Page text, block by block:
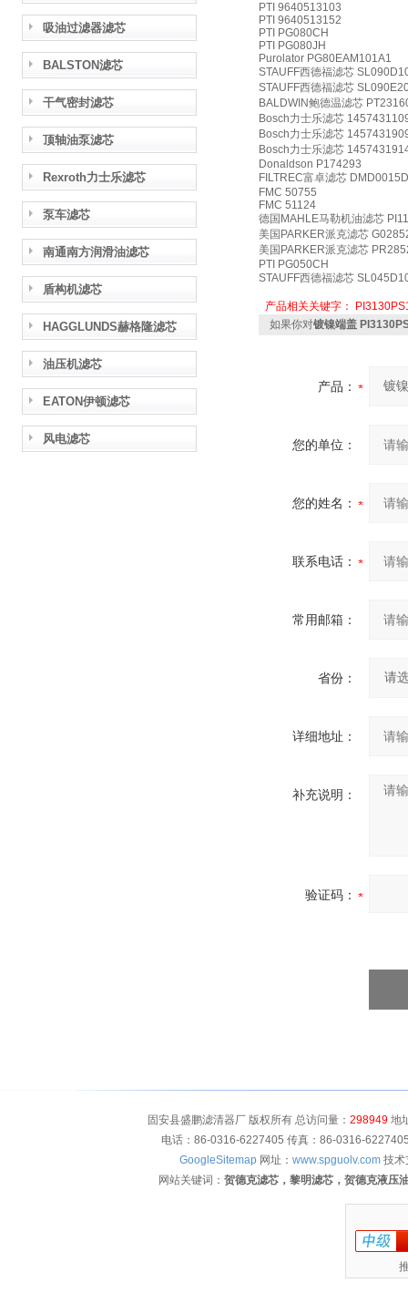
吸油过滤器滤芯
BALSTON滤芯
干气密封滤芯
顶轴油泵滤芯
Rexroth力士乐滤芯
泵车滤芯
南通南方润滑油滤芯
盾构机滤芯
HAGGLUNDS赫格隆滤芯
油压机滤芯
EATON伊顿滤芯
风电滤芯
PTI 9640513103
PTI 9640513152
PTI PG080CH
PTI PG080JH
Purolator PG80EAM101A1
STAUFF西德福滤芯
STAUFF西德福滤芯
BALDWIN鲍德温滤芯
Bosch力士乐滤芯
Bosch力士乐滤芯
Bosch力士乐滤芯
Donaldson P174293
FILTREC富卓滤芯
FMC 50755
FMC 51124
德国MAHLE马勒机油滤芯
美国PARKER派克滤芯
美国PARKER派克滤芯
PTI PG050CH
STAUFF西德福滤芯
产品相关关键字：
如果你对镀镍端盖
产品：
您的单位：
您的姓名：
联系电话：
常用邮箱：
省份：
详细地址：
补充说明：
验证码：
固安县盛鹏滤清器厂 版权所有 总访问量： 298949地
电话：86-0316-6227405 传真：86-0316-
GoogleSitemap 网址： www.spguolv.com 技术
网站关键词： 贺德克滤芯，黎明滤芯，贺德克液压